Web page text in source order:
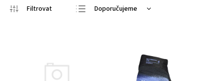
Doporučujeme
Nejprodávanější